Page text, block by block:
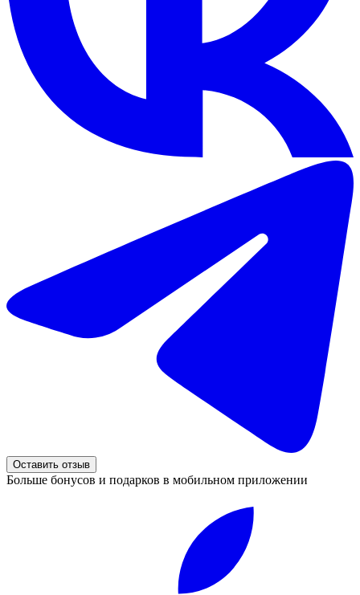
Оставить отзыв
Больше бонусов и подарков в мобильном приложении